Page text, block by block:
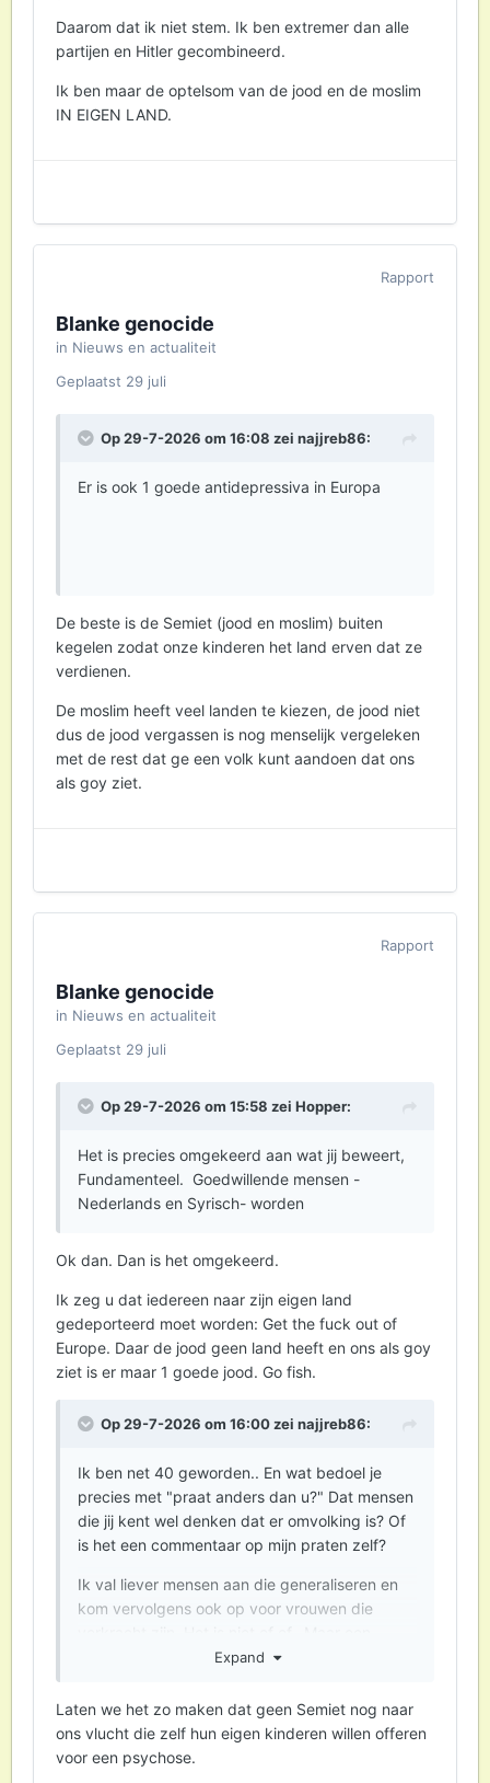
Daarom dat ik niet stem. Ik ben extremer dan alle
partijen en Hitler gecombineerd.
Ik ben maar de optelsom van de jood en de moslim
IN EIGEN LAND.
Rapport
Blanke genocide
in Nieuws en actualiteit
Geplaatst 29 juli
Op 29-7-2026 om 16:08 zei najjreb86:
Er is ook 1 goede antidepressiva in Europa
De beste is de Semiet (jood en moslim) buiten
kegelen zodat onze kinderen het land erven dat ze
verdienen.
De moslim heeft veel landen te kiezen, de jood niet
dus de jood vergassen is nog menselijk vergeleken
met de rest dat ge een volk kunt aandoen dat ons
als goy ziet.
Rapport
Blanke genocide
in Nieuws en actualiteit
Geplaatst 29 juli
Op 29-7-2026 om 15:58 zei Hopper:
Het is precies omgekeerd aan wat jij beweert,
Fundamenteel. Goedwillende mensen -
Nederlands en Syrisch- worden
Ok dan. Dan is het omgekeerd.
Ik zeg u dat iedereen naar zijn eigen land
gedeporteerd moet worden: Get the fuck out of
Europe. Daar de jood geen land heeft en ons als goy
ziet is er maar 1 goede jood. Go fish.
Op 29-7-2026 om 16:00 zei najjreb86:
Ik ben net 40 geworden.. En wat bedoel je
precies met "praat anders dan u?" Dat mensen
die jij kent wel denken dat er omvolking is? Of
is het een commentaar op mijn praten zelf?
Ik val liever mensen aan die generaliseren en
kom vervolgens ook op voor vrouwen die
islamitische vrouw van 60 heeft niks te maken
gevlucht omdat het Westen in die landen een
puinhoop maakt en zich dan weer terugtrekt.
zoals Afghanistan als "mooi" voorbeeld. Of
Expand
Laten we het zo maken dat geen Semiet nog naar
ons vlucht die zelf hun eigen kinderen willen offeren
voor een psychose.